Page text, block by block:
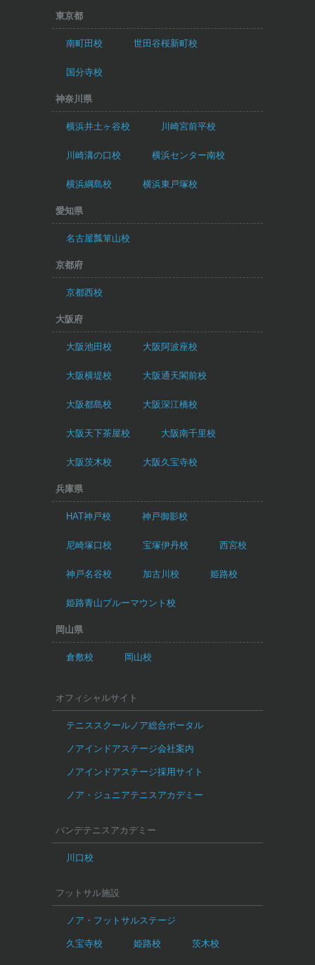
東京都
南町田校 世田谷桜新町校
国分寺校
神奈川県
横浜井土ヶ谷校 川崎宮前平校
川崎溝の口校 横浜センター南校
横浜綱島校 横浜東戸塚校
愛知県
名古屋瓢箪山校
京都府
京都西校
大阪府
大阪池田校 大阪阿波座校
大阪横堤校 大阪通天閣前校
大阪都島校 大阪深江橋校
大阪天下茶屋校 大阪南千里校
大阪茨木校 大阪久宝寺校
兵庫県
HAT神戸校 神戸御影校
尼崎塚口校 宝塚伊丹校 西宮校
神戸名谷校 加古川校 姫路校
姫路青山ブルーマウント校
岡山県
倉敷校 岡山校
オフィシャルサイト
テニススクールノア総合ポータル
ノアインドアステージ会社案内
ノアインドアステージ採用サイト
ノア・ジュニアテニスアカデミー
バンデテニスアカデミー
川口校
フットサル施設
ノア・フットサルステージ
久宝寺校 姫路校 茨木校